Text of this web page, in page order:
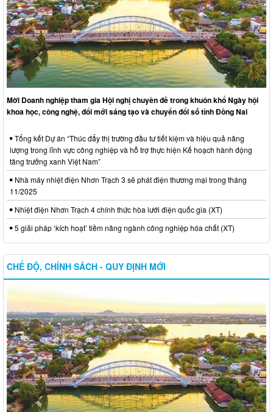
Mời Doanh nghiệp tham gia Hội nghị chuyên đề trong khuôn khổ Ngày hội
khoa học, công nghệ, đổi mới sáng tạo và chuyển đổi số tỉnh Đồng Nai
Tổng kết Dự án “Thúc đẩy thị trường đầu tư tiết kiệm và hiệu quả năng
lượng trong lĩnh vực công nghiệp và hỗ trợ thực hiện Kế hoạch hành động
tăng trưởng xanh Việt Nam”
Nhà máy nhiệt điện Nhơn Trạch 3 sẽ phát điện thương mại trong tháng
11/2025
Nhiệt điện Nhơn Trạch 4 chính thức hòa lưới điện quốc gia (XT)
5 giải pháp ‘kích hoạt’ tiềm năng ngành công nghiệp hóa chất (XT)
CHẾ ĐỘ, CHÍNH SÁCH - QUY ĐỊNH MỚI